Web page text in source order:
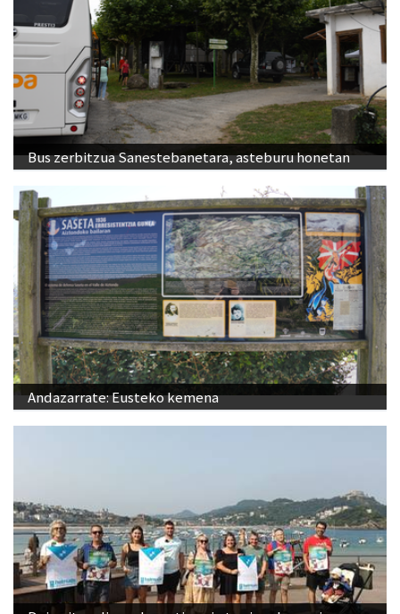
Bus zerbitzua Sanestebanetara, asteburu honetan
Andazarrate: Eusteko kemena